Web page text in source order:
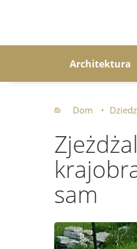
Architektura
Dom
sam